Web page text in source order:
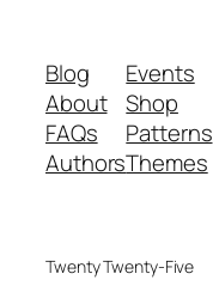
Blog
About
FAQs
Authors
Events
Shop
Patterns
Themes
Twenty Twenty-Five